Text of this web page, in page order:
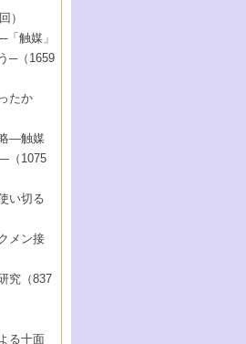
た重合
および
展望1：
学の進
未来展望
な触媒
媒研究
技術の新
セスの新
用
与する
表面現象
触媒討論
開
状と未
：コン
ークスル
みません
に伝える
た金属
の利用-
記念・触
創立40周
の特徴と
調製
を中心と
銅はどん
索から工
―探索か
）
触媒」
─（1659
たか
―触媒
（1075
い切る
メン接
究（837
る十面